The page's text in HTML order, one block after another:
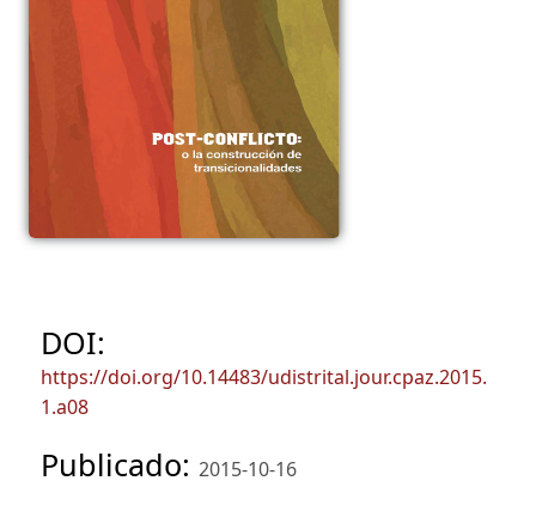
DOI:
https://doi.org/10.14483/udistrital.jour.cpaz.2015.
1.a08
Publicado: 2015-10-16